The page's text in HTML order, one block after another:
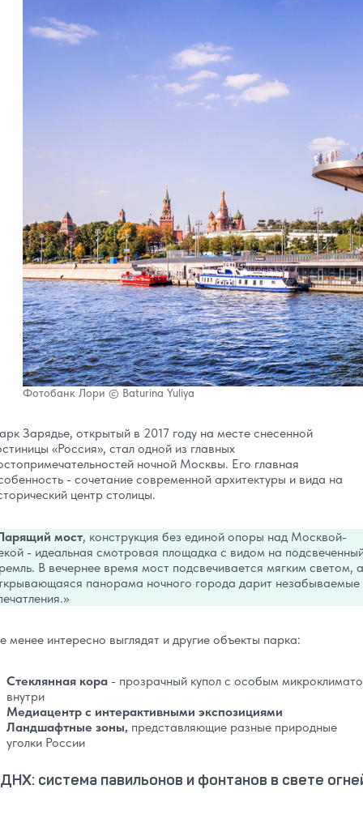
Фотобанк Лори © Baturina Yuliya
Зарядье, открытый в 2017 году на месте снесенной
«Россия», стал одной из главных
ночной Москвы. Его главная
- сочетание современной архитектуры и вида на
центр столицы.
мост, конструкция без единой опоры над Москвой-
- идеальная смотровая площадка с видом на
В вечернее время мост подсвечивается мягким светом, а
панорама ночного города дарит незабываемые
менее интересно выглядят и другие объекты парка:
Стеклянная кора - прозрачный купол с особым
внутри
Медиацентр с интерактивными экспозициями
Ландшафтные зоны, представляющие разные природные
уголки России
система павильонов и фонтанов в свете